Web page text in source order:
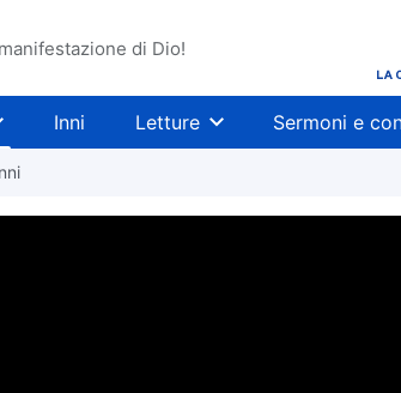
di Dio!
Inni Letture Sermoni e